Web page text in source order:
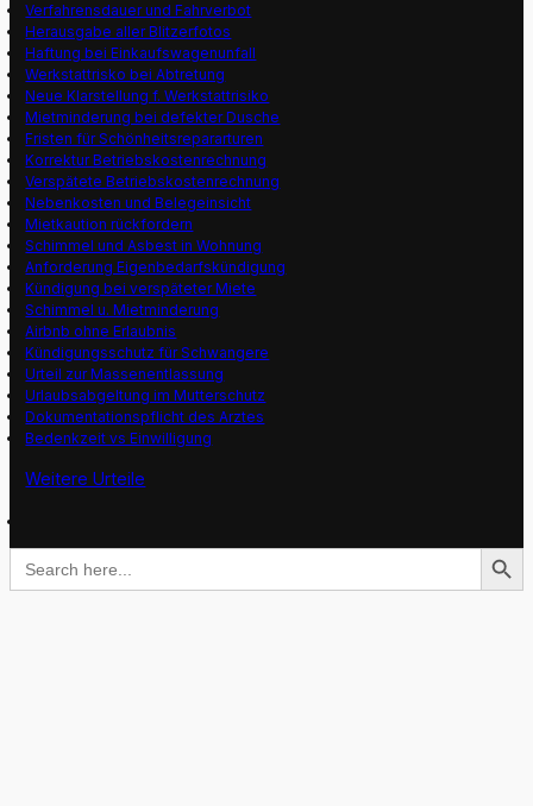
Verfahrensdauer und Fahrverbot
Herausgabe aller Blitzerfotos
Haftung bei Einkaufswagenunfall
Werkstattrisko bei Abtretung
Neue Klarstellung f. Werkstattrisiko
Mietminderung bei defekter Dusche
Fristen für Schönheitsrepararturen
Korrektur Betriebskostenrechnung
Verspätete Betriebskostenrechnung
Nebenkosten und Belegeinsicht
Mietkaution rückfordern
Schimmel und Asbest in Wohnung
Anforderung Eigenbedarfskündigung
Kündigung bei verspäteter Miete
Schimmel u. Mietminderung
Airbnb ohne Erlaubnis
Kündigungsschutz für Schwangere
Urteil zur Massenentlassung
Urlaubsabgeltung im Mutterschutz
Dokumentationspflicht des Arztes
Bedenkzeit vs Einwilligung
Weitere Urteile
Search
for:
Search Button